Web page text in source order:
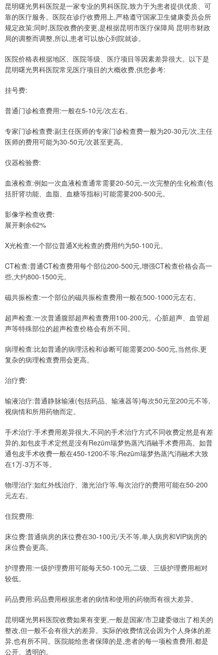
昆明曙光男科医院是一家专业的男科医院,致力于为患者提供优质、可
靠的医疗服务。医院在诊疗收费用上,严格遵守国家卫生健康委员会所
规定政策;同时,医院收费的变更,是根据昆明市医疗保障局 昆明市财政
局的调整而调整,所以,患者可以放心到院就诊。
医院价格表根据地区、医院等级、医疗项目等因素差异很大。以下是
昆明曙光男科医院常见医疗项目的大概收费,供您参考:
挂号费:
普通门诊检查费用:一般在5-10元/次左右。
专家门诊检查费:副主任医师的专家门诊检查费一般为20-30元/次,主任
医师的费用可能为30-50元/次甚至更高。
仪器检验费:
血液检查:例如一次血液检查通常需要20-50元,一次完整的生化检查(包
括肝肾功能、血脂、血糖等指标)可能需要200-500元。
影像学检查收费:
展开剩余62%
X光检查:一个部位普通X光检查的费用约为50-100元。
CT检查:普通CT检查费用每个部位200-500元,增强CT检查价格会高一
些,大约800-1500元。
磁共振检查:一个部位的磁共振检查费用一般在500-1000元左右。
超声检查:一次普通腹部超声检查费用100-200元。心脏超声、血管超
声等特殊部位的超声检查价格会有所不同。
病理检查:比如普通的病理活检和诊断可能需要200-500元,当然你,更
复杂的病理检查费用会更高。
治疗费:
输液治疗:普通静脉输液(包括药品、输液器等)每次50元至200元不等,
视病情和所用药物而定。
手术治疗:手术费用差异很大,不同的手术治疗方式不同收费定然是有差
异的,如包皮手术定然是没有Rezūm瑞梦热蒸汽消融手术费用高。如普
通包皮手术收费一般在450-1200不等;Rezūm瑞梦热蒸汽消融术大致
在1万-3万不等。
物理治疗:如红外线治疗、激光治疗等,每次治疗的费用可能在50-200
元左右。
住院费用:
床位费:普通病房的床位费在30-100元/天不等,单人病房和VIP病房的
床位费会更高。
护理费用:一级护理费用可能每天50-100元,二级、三级护理费用相对
较低。
药品费用:药品费用根据患者的病情和使用的药物而有很大差异。
昆明曙光男科医院收费如果有变更,一般是国家/市卫建委做出了相关的
整改,但一般不会有很大的差异。实际的收费情况会因为个人身体的差
异,也有所不同。医院能给患者保障的是,患者的每一项检查费用,都是
公开、透明的。